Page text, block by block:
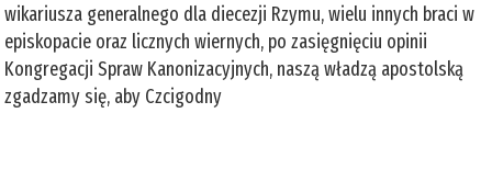
wikariusza generalnego dla diecezji Rzymu, wielu innych braci w
episkopacie oraz licznych wiernych, po zasięgnięciu opinii
Kongregacji Spraw Kanonizacyjnych, naszą władzą apostolską
zgadzamy się, aby Czcigodny